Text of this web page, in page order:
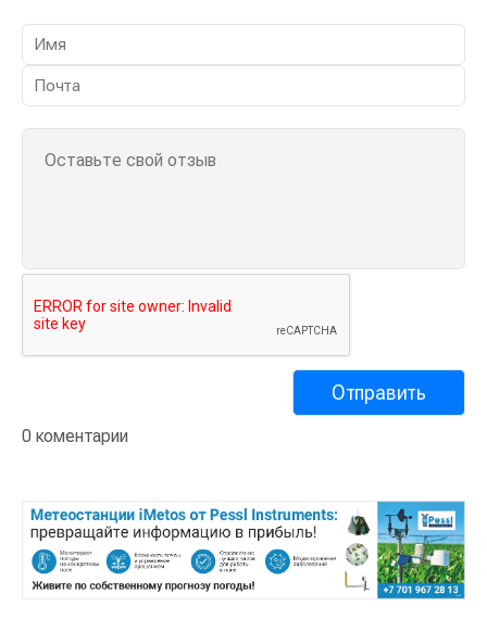
0 коментарии